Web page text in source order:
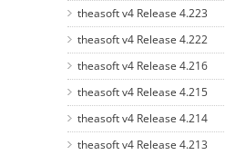
theasoft v4 Release 4.223
theasoft v4 Release 4.222
theasoft v4 Release 4.216
theasoft v4 Release 4.215
theasoft v4 Release 4.214
theasoft v4 Release 4.213